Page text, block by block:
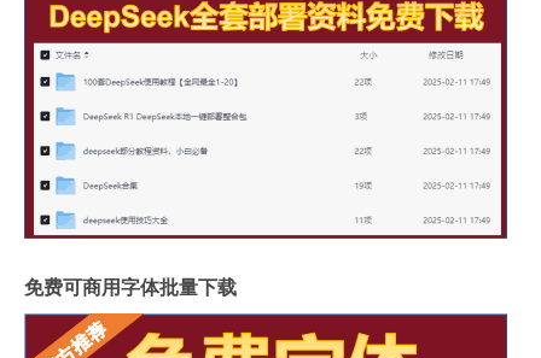
免费可商用字体批量下载